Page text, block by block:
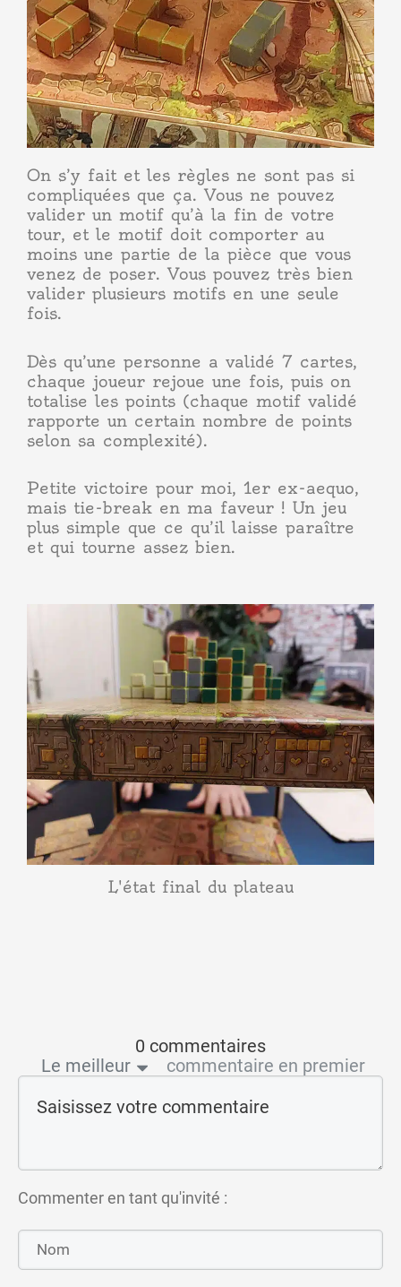
On s’y fait et les règles ne sont pas si
compliquées que ça. Vous ne pouvez
valider un motif qu’à la fin de votre
tour, et le motif doit comporter au
moins une partie de la pièce que vous
venez de poser. Vous pouvez très bien
valider plusieurs motifs en une seule
fois.
Dès qu’une personne a validé 7 cartes,
chaque joueur rejoue une fois, puis on
totalise les points (chaque motif validé
rapporte un certain nombre de points
selon sa complexité).
Petite victoire pour moi, 1er ex-aequo,
mais tie-break en ma faveur ! Un jeu
plus simple que ce qu’il laisse paraître
et qui tourne assez bien.
L'état final du plateau
0 commentaires
Le meilleur
commentaire en premier
Commenter en tant qu'invité :